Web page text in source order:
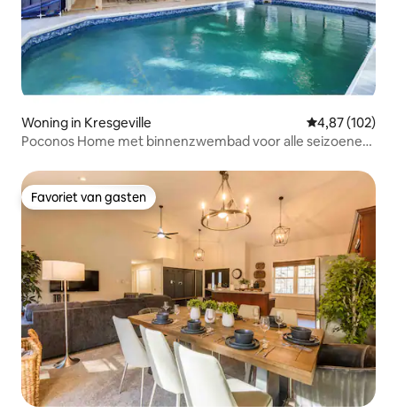
Woning in Kresgeville Gemiddelde
4,87 (102)
Poconos Home met binnenzwembad voor alle seizoenen,
Favoriet van gasten
Favoriet van gasten